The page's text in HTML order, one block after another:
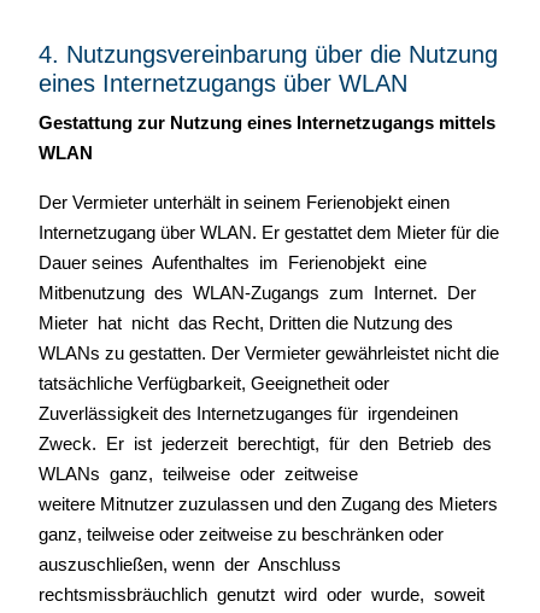
4. Nutzungsvereinbarung über die Nutzung
eines Internetzugangs über WLAN
Gestattung zur Nutzung eines Internetzugangs mittels
WLAN
Der Vermieter unterhält in seinem Ferienobjekt einen
Internetzugang über WLAN. Er gestattet dem Mieter für die
Dauer seines Aufenthaltes im Ferienobjekt eine
Mitbenutzung des WLAN-Zugangs zum Internet. Der
Mieter hat nicht das Recht, Dritten die Nutzung des
WLANs zu gestatten. Der Vermieter gewährleistet nicht die
tatsächliche Verfügbarkeit, Geeignetheit oder
Zuverlässigkeit des Internetzuganges für irgendeinen
Zweck. Er ist jederzeit berechtigt, für den Betrieb des
WLANs ganz, teilweise oder zeitweise
weitere Mitnutzer zuzulassen und den Zugang des Mieters
ganz, teilweise oder zeitweise zu beschränken oder
auszuschließen, wenn der Anschluss
rechtsmissbräuchlich genutzt wird oder wurde, soweit